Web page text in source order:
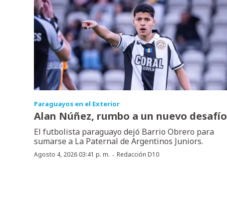
Paraguayos en el Exterior
Alan Núñez, rumbo a un nuevo desafío
El futbolista paraguayo dejó Barrio Obrero para
sumarse a La Paternal de Argentinos Juniors.
Agosto 4, 2026 03:41 p. m. · Redacción D10